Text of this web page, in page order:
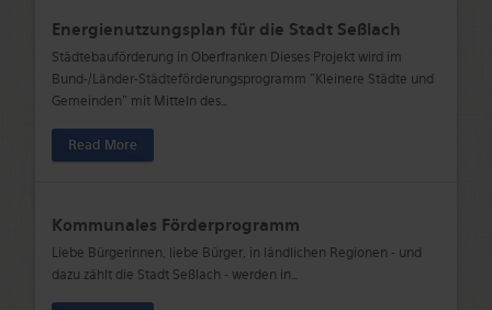
Energienutzungsplan für die Stadt Seßlach
Städtebauförderung in Oberfranken Dieses Projekt wird im
Bund-/Länder-Städteförderungsprogramm "Kleinere Städte und
Gemeinden" mit Mitteln des…
Read More
Kommunales Förderprogramm
Liebe Bürgerinnen, liebe Bürger, in ländlichen Regionen - und
dazu zählt die Stadt Seßlach - werden in…